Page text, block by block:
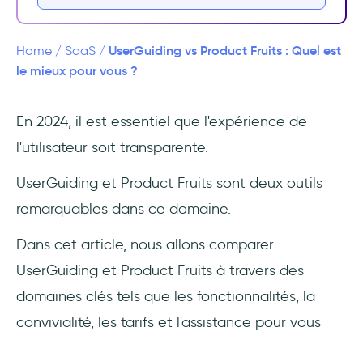
Qu'est-ce qu'UserGuiding ?
Cas d'utilisation d'UserGuiding
Conclusion
Quelles sont les principales différences entre
capacités d'onboarding ?
Comment Product Fruits et UserGuiding se
comparent-ils en termes de tarifs et de
capacité scalaire ?
Home / SaaS / UserGuiding vs Product Fruits : Quel est
le mieux pour vous ?
En 2024, il est essentiel que l'expérience de
l'utilisateur soit transparente.
UserGuiding et Product Fruits sont deux outils
remarquables dans ce domaine.
Dans cet article, nous allons comparer
UserGuiding et Product Fruits à travers des
domaines clés tels que les fonctionnalités, la
convivialité, les tarifs et l'assistance pour vous